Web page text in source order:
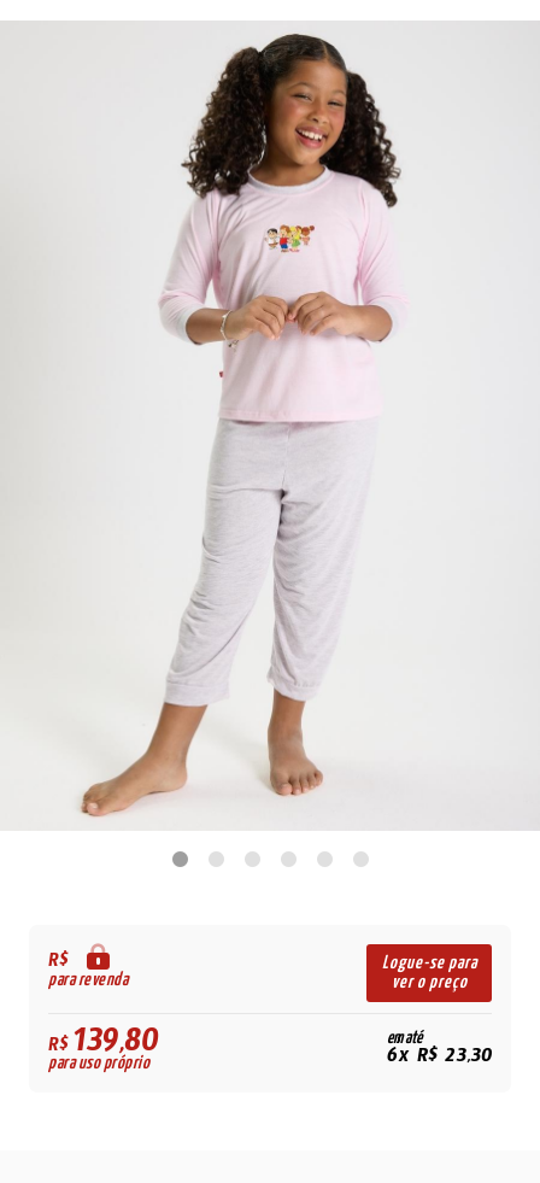
R$
para revenda
Logue-se para
ver o preço
R$139,80
para uso próprio
em até
6x R$ 23,30